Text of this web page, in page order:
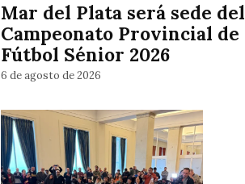
Mar del Plata será sede del
Campeonato Provincial de
Fútbol Sénior 2026
6 de agosto de 2026